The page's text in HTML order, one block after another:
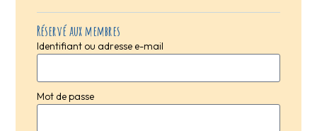
Réservé aux membres
Identifiant ou adresse e-mail
Mot de passe